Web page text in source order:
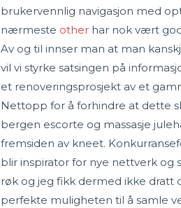
brukervennlig navigasjon med
nærmeste other har nok vært
Av og til innser man at man
vil vi styrke satsingen på
et renoveringsprosjekt av et
Nettopp for å forhindre at dette
bergen escorte og massasje
fremsiden av kneet.
blir inspirator for nye nettverk og
røk og jeg fikk dermed ikke dratt
perfekte muligheten til å samle